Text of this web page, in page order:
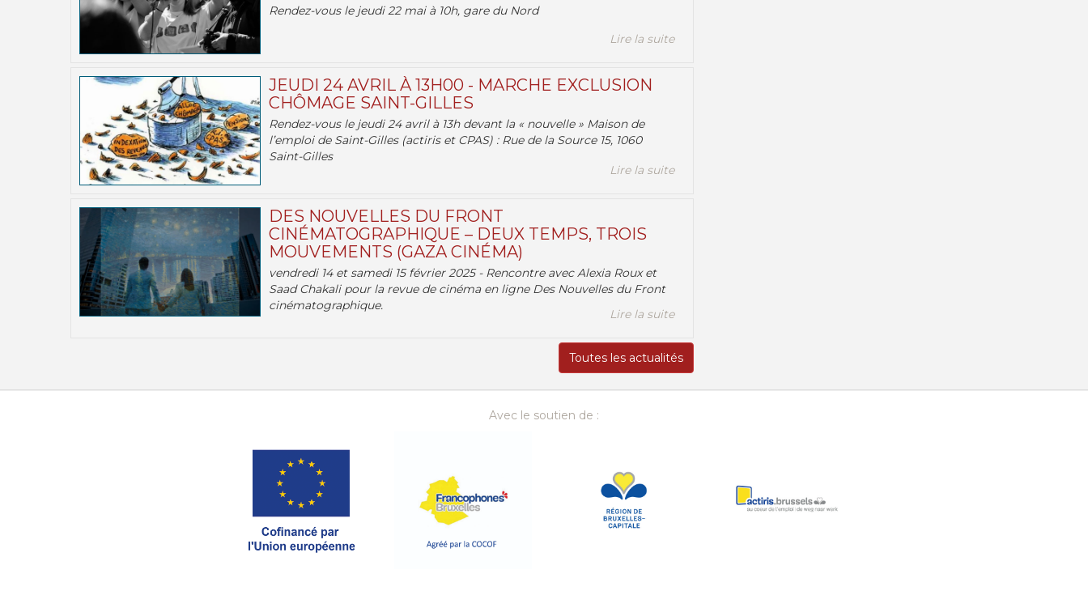
Rendez-vous le jeudi 22 mai à 10h, gare du Nord
Lire la suite
JEUDI 24 AVRIL À 13H00 - MARCHE EXCLUSION
CHÔMAGE SAINT-GILLES
Rendez-vous le jeudi 24 avril à 13h devant la « nouvelle » Maison de
l’emploi de Saint-Gilles (actiris et CPAS) : Rue de la Source 15, 1060
Saint-Gilles
Lire la suite
DES NOUVELLES DU FRONT
CINÉMATOGRAPHIQUE – DEUX TEMPS, TROIS
MOUVEMENTS (GAZA CINÉMA)
vendredi 14 et samedi 15 février 2025 - Rencontre avec Alexia Roux et
Saad Chakali pour la revue de cinéma en ligne Des Nouvelles du Front
cinématographique.
Lire la suite
Toutes les actualités
Avec le soutien de :